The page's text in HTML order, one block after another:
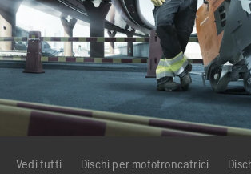
Vedi tutti Dischi per mototroncatrici